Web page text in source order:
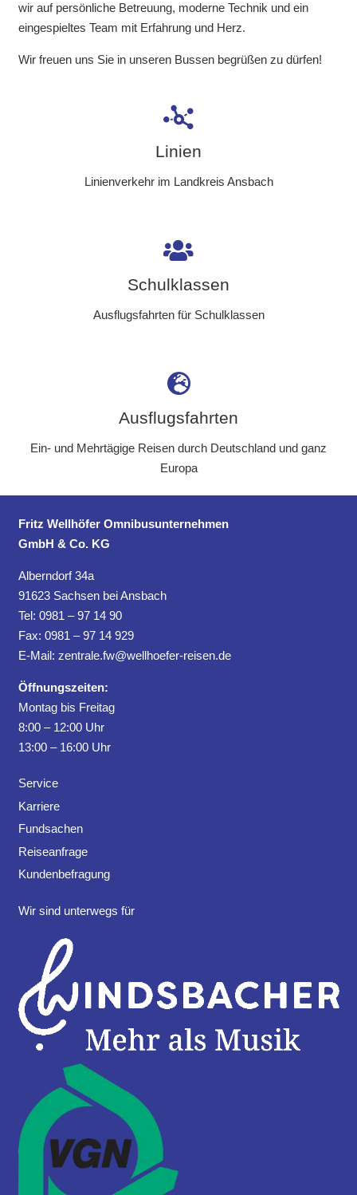
wir auf persönliche Betreuung, moderne Technik und ein
eingespieltes Team mit Erfahrung und Herz.
Wir freuen uns Sie in unseren Bussen begrüßen zu dürfen!
Linien
Linienverkehr im Landkreis Ansbach
Schulklassen
Ausflugsfahrten für Schulklassen
Ausflugsfahrten
Ein- und Mehrtägige Reisen durch Deutschland und ganz
Europa
Fritz Wellhöfer Omnibusunternehmen
GmbH & Co. KG
Alberndorf 34a
91623 Sachsen bei Ansbach
Tel: 0981 – 97 14 90
Fax: 0981 – 97 14 929
E-Mail: zentrale.fw@wellhoefer-reisen.de
Öffnungszeiten:
Montag bis Freitag
8:00 – 12:00 Uhr
13:00 – 16:00 Uhr
Service
Karriere
Fundsachen
Reiseanfrage
Kundenbefragung
Wir sind unterwegs für